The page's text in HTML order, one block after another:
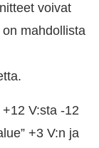
voivat
mahdollista
V:sta -12
+3 V:n ja